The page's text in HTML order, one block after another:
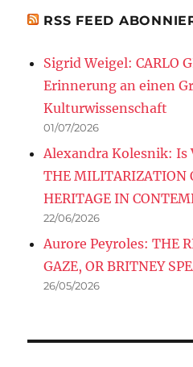
RSS FEED
Sigrid Weigel: CARLO
Erinnerung an einen
Kulturwissenschaft
01/07/2026
Alexandra Kolesnik: Is
THE MILITARIZATION
HERITAGE IN
22/06/2026
Aurore Peyroles: THE
GAZE, OR BRITNEY
26/05/2026